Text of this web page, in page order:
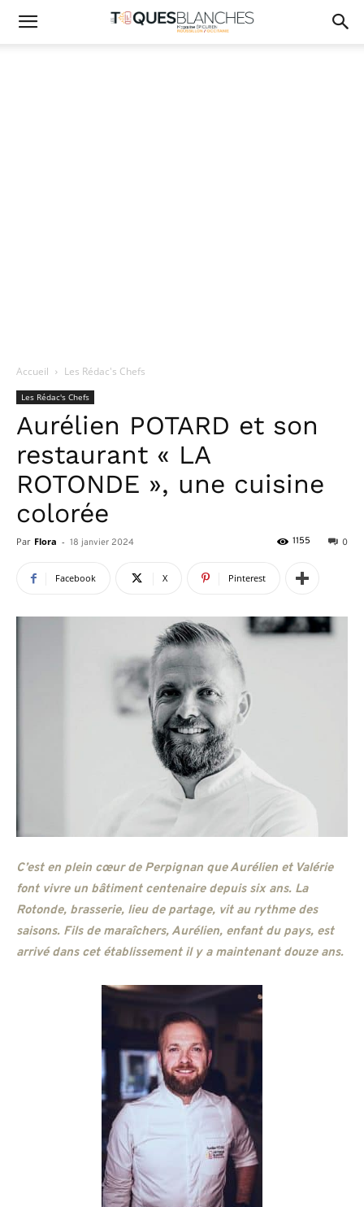
Accueil Les Rédac's Chefs
Les Rédac's Chefs
Aurélien POTARD et son
restaurant « LA
ROTONDE », une cuisine
colorée
Par Flora - 18 janvier 2024 0
1155
Facebook X Pinterest
C’est en plein cœur de Perpignan que Aurélien et Valérie
font vivre un bâtiment centenaire depuis six ans. La
Rotonde, brasserie, lieu de partage, vit au rythme des
saisons. Fils de maraîchers, Aurélien, enfant du pays, est
arrivé dans cet établissement il y a maintenant douze ans.